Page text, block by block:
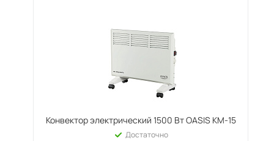
Конвектор электрический 1500 Вт OASIS KM-15
Достаточно